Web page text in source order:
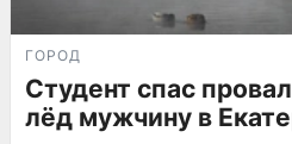
ГОРОД
Студент спас
лёд мужчину в